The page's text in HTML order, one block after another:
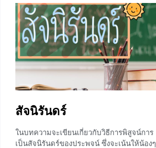
สัจนิรันดร์
ในบทความจะเขียนเกี่ยวกับวิธีการพิสูจน์การ
เป็นสัจนิรันดร์ของประพจน์ ซึ่งจะเน้นให้น้องๆ